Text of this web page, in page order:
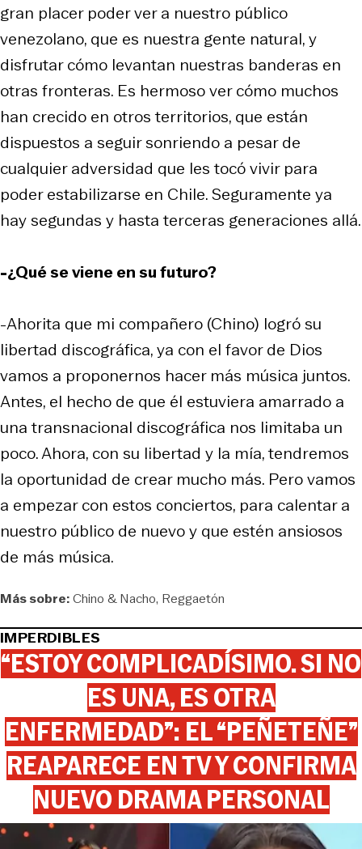
gran placer poder ver a nuestro público
venezolano, que es nuestra gente natural, y
disfrutar cómo levantan nuestras banderas en
otras fronteras. Es hermoso ver cómo muchos
han crecido en otros territorios, que están
dispuestos a seguir sonriendo a pesar de
cualquier adversidad que les tocó vivir para
poder estabilizarse en Chile. Seguramente ya
hay segundas y hasta terceras generaciones allá.
-¿Qué se viene en su futuro?
-Ahorita que mi compañero (Chino) logró su
libertad discográfica, ya con el favor de Dios
vamos a proponernos hacer más música juntos.
Antes, el hecho de que él estuviera amarrado a
una transnacional discográfica nos limitaba un
poco. Ahora, con su libertad y la mía, tendremos
la oportunidad de crear mucho más. Pero vamos
a empezar con estos conciertos, para calentar a
nuestro público de nuevo y que estén ansiosos
de más música.
Más sobre:Chino & Nacho Reggaetón
IMPERDIBLES
“ESTOY COMPLICADÍSIMO. SI NO
ES UNA, ES OTRA
ENFERMEDAD”: EL “PEÑETEÑE”
REAPARECE EN TV Y CONFIRMA
NUEVO DRAMA PERSONAL